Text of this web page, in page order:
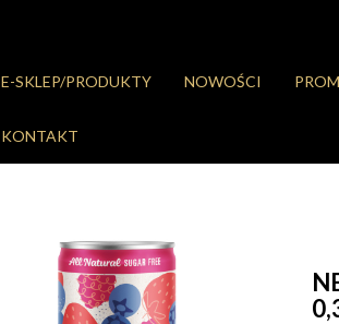
E-SKLEP/PRODUKTY NOWOŚCI
KONTAKT